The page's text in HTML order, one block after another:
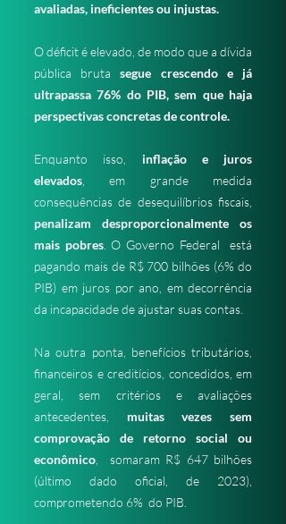
avaliadas, ineficientes ou injustas.
O déficit é elevado, de modo que a dívida
pública brutasegue crescendo e já
ultrapassa 76% do PIB, sem que haja
perspectivas concretas de controle.
Enquanto isso, inflação e juros
elevados , em grande medida
consequências de desequilíbrios fiscais,
penalizam desproporcionalmente os
mais pobres. O Governo Federal está
pagando mais de R$ 700 bilhões (6% do
PIB) em juros por ano, em decorrência
da incapacidade de ajustar suas contas.
Na outra ponta, benefícios tributários,
financeiros e creditícios, concedidos, em
geral, sem critérios e avaliações
antecedentes, muitas vezes sem
comprovação de retorno social ou
econômico , somaram R$ 647 bilhões
(último dado oficial, de 2023),
comprometendo 6% do PIB.